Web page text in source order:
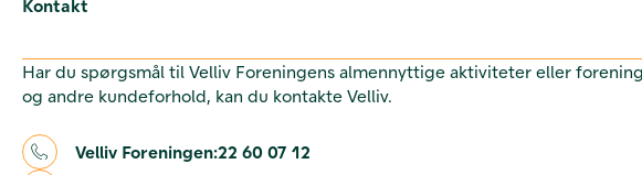
Kontakt
Har du spørgsmål til Velliv Foreningens almennyttige aktiviteter eller
og andre kundeforhold, kan du kontakte Velliv.
Velliv Foreningen:22 60 07 12